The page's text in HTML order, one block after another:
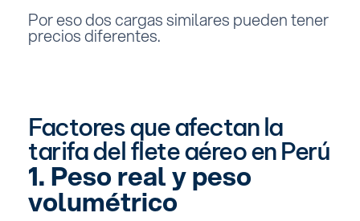
Por eso dos cargas similares pueden tener
precios diferentes.
Factores que afectan la
tarifa del flete aéreo en Perú
1. Peso real y peso
volumétrico